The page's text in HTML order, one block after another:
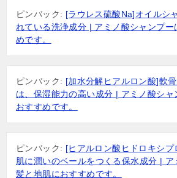
ピンバック: [ラウレス硫酸Na]オイルシ
れている洗浄成分 | アミノ酸シャンプー
めです。
ピンバック: [加水分解ヒアルロン酸]軟
は、保湿能力の高い成分 | アミノ酸シャ
おすすめです。
ピンバック: [ヒアルロン酸ヒドロキシ
肌に潤いのベールをつくる保水成分 | ア
髪と地肌におすすめです。